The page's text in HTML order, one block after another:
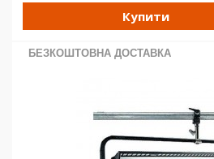
Купити
БЕЗКОШТОВНА ДОСТАВКА